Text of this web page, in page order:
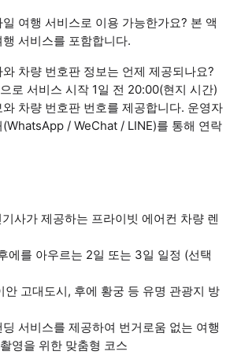
여행 서비스로 이용 가능한가요? 본 액
서비스를 포함합니다.
차량 번호판 정보는 언제 제공되나요?
로 서비스 시작 1일 전 20:00(현지 시간)
차량 번호판 번호를 제공합니다. 운영자
(WhatsApp / WeChat / LINE)를 통해 연락
사가 제공하는 프라이빗 에어컨 차량 렌
에를 아우르는 2일 또는 3일 일정 (선택
안 고대도시, 후에 황궁 등 유명 관광지 방
서비스를 제공하여 번거로움 없는 여행
영을 위한 맞춤형 코스